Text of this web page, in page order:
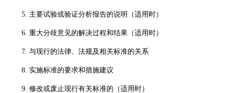
5. 主要试验或验证分析报告的说明（适用时）
6. 重大分歧意见的解决过程和结果（适用时）
7. 与现行的法律、法规及相关标准的关系
8. 实施标准的要求和措施建议
9. 修改或废止现行有关标准的（适用时）